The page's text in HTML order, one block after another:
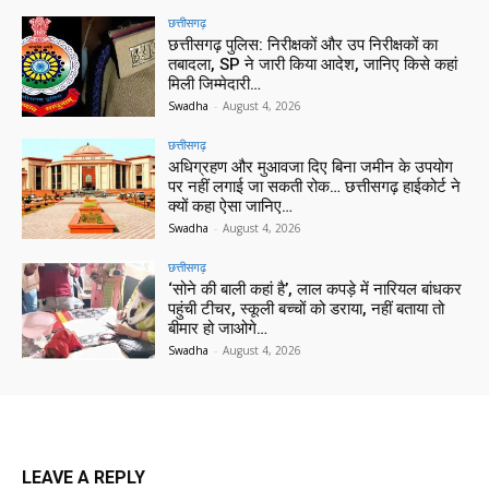
छत्तीसगढ़
छत्तीसगढ़ पुलिस: निरीक्षकों और उप निरीक्षकों का
तबादला, SP ने जारी किया आदेश, जानिए किसे कहां
मिली जिम्मेदारी…
Swadha - August 4, 2026
छत्तीसगढ़
अधिग्रहण और मुआवजा दिए बिना जमीन के उपयोग
पर नहीं लगाई जा सकती रोक… छत्तीसगढ़ हाईकोर्ट ने
क्यों कहा ऐसा जानिए…
Swadha - August 4, 2026
छत्तीसगढ़
‘सोने की बाली कहां है’, लाल कपड़े में नारियल बांधकर
पहुंची टीचर, स्कूली बच्चों को डराया, नहीं बताया तो
बीमार हो जाओगे…
Swadha - August 4, 2026
LEAVE A REPLY